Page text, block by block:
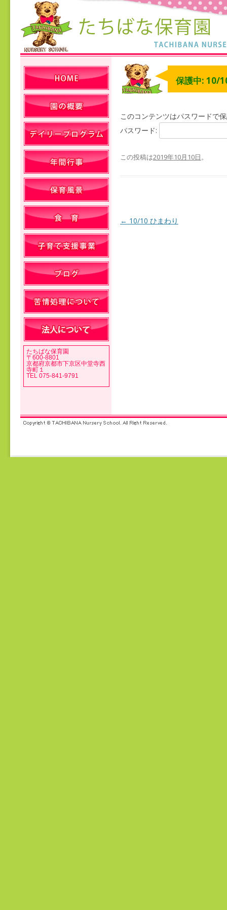
保護中: 10/
このコンテンツはパスワードで
パスワード:
この投稿は2019年10月10日。
投稿ナビゲーション
← 10/10 ひまわり
たちばな保育園
〒600-8801
京都府京都市下京区中堂寺西
寺町１
TEL 075-841-9791